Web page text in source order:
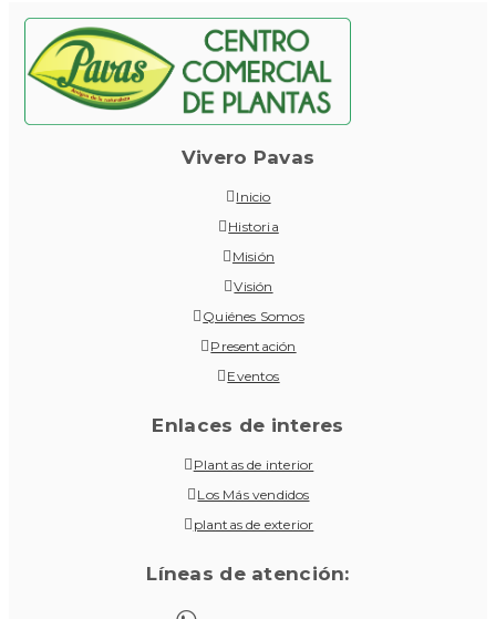
Vivero Pavas
Inicio
Historia
Misión
Visión
Quiénes Somos
Presentación
Eventos
Enlaces de interes
Plantas de interior
Los Más vendidos
plantas de exterior
Líneas de atención: